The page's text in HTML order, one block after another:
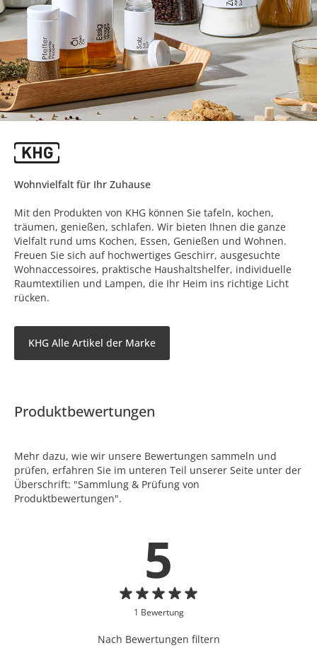
Wohnvielfalt für Ihr Zuhause
Mit den Produkten von KHG können Sie tafeln, kochen,
träumen, genießen, schlafen. Wir bieten Ihnen die ganze
Vielfalt rund ums Kochen, Essen, Genießen und Wohnen.
Freuen Sie sich auf hochwertiges Geschirr, ausgesuchte
Wohnaccessoires, praktische Haushaltshelfer, individuelle
Raumtextilien und Lampen, die Ihr Heim ins richtige Licht
rücken.
KHG Alle Artikel der Marke
Produktbewertungen
Mehr dazu, wie wir unsere Bewertungen sammeln und
prüfen, erfahren Sie im unteren Teil unserer Seite unter der
Überschrift: "Sammlung & Prüfung von
Produktbewertungen".
5
1 Bewertung
Nach Bewertungen filtern